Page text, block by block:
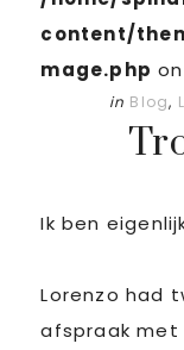
content/
mage.php
in Blog,
Ik ben
Lorenzo had
afspraak met